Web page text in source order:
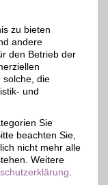
das
- hier wird
glücklich.
und
die
zu bieten
andere
den Betrieb der
solche, die
und
Sie
beachten Sie,
nicht mehr alle
Weitere